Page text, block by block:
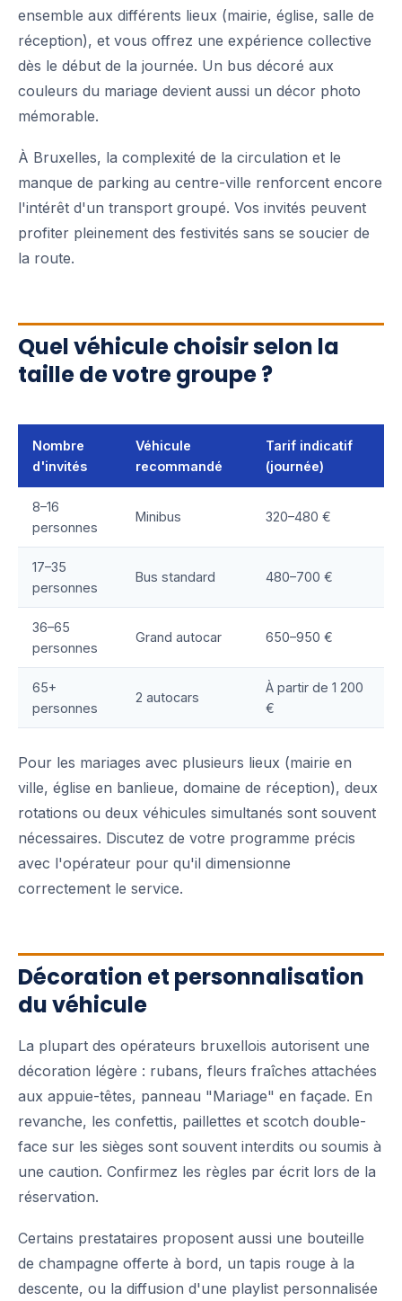
ensemble aux différents lieux (mairie, église, salle de
réception), et vous offrez une expérience collective
dès le début de la journée. Un bus décoré aux
couleurs du mariage devient aussi un décor photo
mémorable.
À Bruxelles, la complexité de la circulation et le
manque de parking au centre-ville renforcent encore
l'intérêt d'un transport groupé. Vos invités peuvent
profiter pleinement des festivités sans se soucier de
la route.
Quel véhicule choisir selon la
taille de votre groupe ?
Nombre
d'invités
Véhicule
recommandé
Tarif indicatif
(journée)
8–16
personnes
Minibus 320–480 €
17–35
personnes
Bus standard 480–700 €
36–65
personnes
Grand autocar 650–950 €
65+
personnes
2 autocars
À partir de 1 200
€
Pour les mariages avec plusieurs lieux (mairie en
ville, église en banlieue, domaine de réception), deux
rotations ou deux véhicules simultanés sont souvent
nécessaires. Discutez de votre programme précis
avec l'opérateur pour qu'il dimensionne
correctement le service.
Décoration et personnalisation
du véhicule
La plupart des opérateurs bruxellois autorisent une
décoration légère : rubans, fleurs fraîches attachées
aux appuie-têtes, panneau "Mariage" en façade. En
revanche, les confettis, paillettes et scotch double-
face sur les sièges sont souvent interdits ou soumis à
une caution. Confirmez les règles par écrit lors de la
réservation.
Certains prestataires proposent aussi une bouteille
de champagne offerte à bord, un tapis rouge à la
descente, ou la diffusion d'une playlist personnalisée